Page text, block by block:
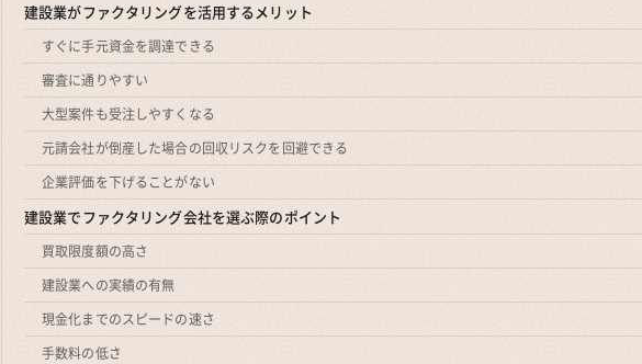
建設業がファクタリングを活用するメリット
すぐに手元資金を調達できる
審査に通りやすい
大型案件も受注しやすくなる
元請会社が倒産した場合の回収リスクを回避できる
企業評価を下げることがない
建設業でファクタリング会社を選ぶ際のポイント
買取限度額の高さ
建設業への実績の有無
現金化までのスピードの速さ
手数料の低さ